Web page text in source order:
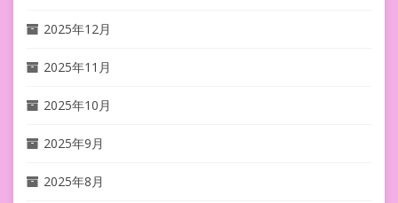
2025年12月
2025年11月
2025年10月
2025年9月
2025年8月